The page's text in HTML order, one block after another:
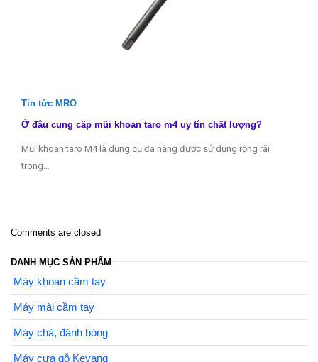
Tin tức MRO
Ở đâu cung cấp mũi khoan taro m4 uy tín chất lượng?
Mũi khoan taro M4 là dụng cụ đa năng được sử dụng rộng rãi
trong…
Comments are closed
DANH MỤC SẢN PHẨM
Máy khoan cầm tay
Máy mài cầm tay
Máy chà, đánh bóng
Máy cưa gỗ Keyang